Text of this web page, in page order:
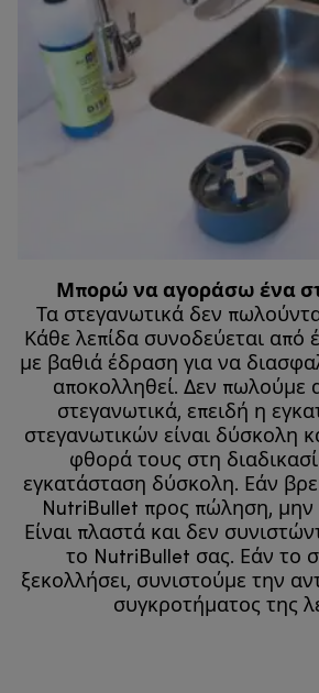
Μπορώ να αγοράσω ένα
Τα στεγανωτικά δεν
Κάθε λεπίδα συνοδεύεται από
με βαθιά έδραση για να
αποκολληθεί. Δεν πωλούμε
στεγανωτικά, επειδή η
στεγανωτικών είναι δύσκολη
φθορά τους στη
εγκατάσταση δύσκολη. Εάν
NutriBullet προς πώληση, μην
Είναι πλαστά και δεν
το NutriBullet σας. Εάν το
ξεκολλήσει, συνιστούμε την
συγκροτήματος της